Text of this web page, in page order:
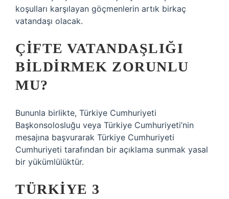
koşulları karşılayan göçmenlerin artık birkaç
vatandaşı olacak.
ÇIFTE VATANDAŞLIĞI
BILDIRMEK ZORUNLU
MU?
Bununla birlikte, Türkiye Cumhuriyeti
Başkonsolosluğu veya Türkiye Cumhuriyeti’nin
mesajına başvurarak Türkiye Cumhuriyeti
Cumhuriyeti tarafından bir açıklama sunmak yasal
bir yükümlülüktür.
TÜRKIYE 3